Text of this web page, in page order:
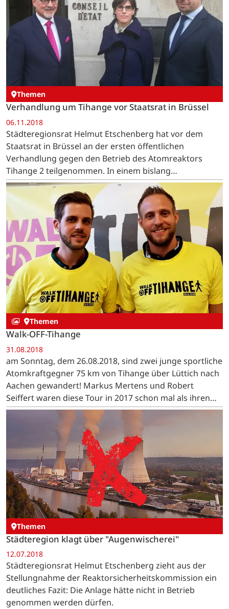
Themen
Verhandlung um Tihange vor Staatsrat in Brüssel
06.11.2018
Städteregionsrat Helmut Etschenberg hat vor dem
Staatsrat in Brüssel an der ersten öffentlichen
Verhandlung gegen den Betrieb des Atomreaktors
Tihange 2 teilgenommen. In einem bislang
beispiellosen Verfahren trägt die StädteRegion Aachen
in diesem Klageverfahren…
Themen
Walk-OFF-Tihange
31.08.2018
am Sonntag, dem 26.08.2018, sind zwei junge sportliche
Atomkraftgegner 75 km von Tihange über Lüttich nach
Aachen gewandert! Markus Mertens und Robert
Seiffert waren diese Tour in 2017 schon mal als ihren
individuellen Beitrag zur damaligen Menschenkette…
Themen
Städteregion klagt über "Augenwischerei"
12.07.2018
Städteregionsrat Helmut Etschenberg zieht aus der
Stellungnahme der Reaktorsicherheitskommission ein
deutliches Fazit: Die Anlage hätte nicht in Betrieb
genommen werden dürfen.